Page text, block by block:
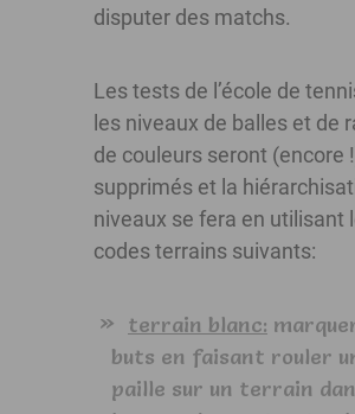
disputer des matchs.
Les tests de l’école de
les niveaux de balles et de
de couleurs seront (encore
supprimés et la
niveaux se fera en utilisant
codes terrains suivants:
terrain blanc:
buts en faisant rouler
paille sur un terrain